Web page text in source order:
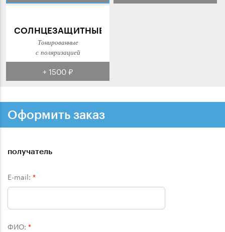
СОЛНЦЕЗАЩИТНЫЕ
Тонированные
с поляризацией
+ 1500 ₽
Оформить заказ
получатель
E-mail: *
ФИО: *